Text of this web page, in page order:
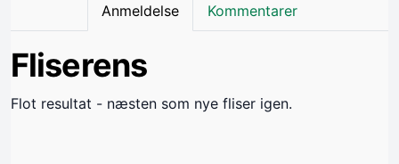
Anmeldelse Kommentarer
Fliserens
Flot resultat - næsten som nye fliser igen.